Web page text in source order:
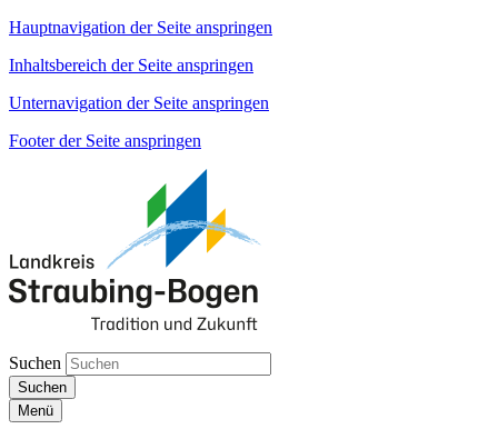
Hauptnavigation der Seite anspringen
Inhaltsbereich der Seite anspringen
Unternavigation der Seite anspringen
Footer der Seite anspringen
Suchen
Suchen
Menü